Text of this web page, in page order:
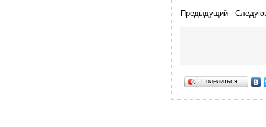
Предыдущий
Поделиться…